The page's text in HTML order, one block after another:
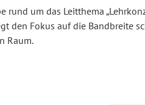
rund um das Leitthema
den Fokus auf die Bandbreite
Raum.